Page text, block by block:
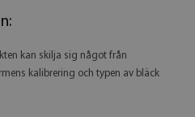
kan skilja sig något från
kalibrering och typen av bläck